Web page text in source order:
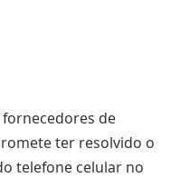
de
ter resolvido o
telefone celular no